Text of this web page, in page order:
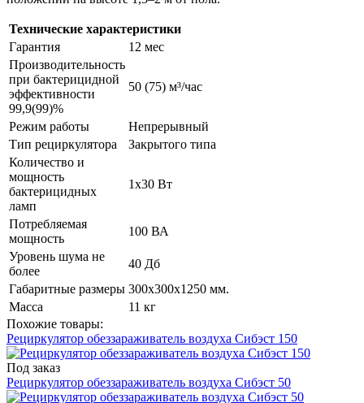
Технические характеристики
Гарантия
12 мес
Производительность
при бактерицидной
эффективности
99,9(99)%
50 (75) м³/час
Режим работы
Непрерывный
Тип рециркулятора
Закрытого типа
Количество и
мощность
бактерицидных
ламп
1х30 Вт
Потребляемая
мощность
100 ВА
Уровень шума не
более
40 Дб
Габаритные размеры 300х300х1250 мм.
Масса
11 кг
Похожие товары:
Рециркулятор обеззараживатель воздуха Сибэст 150
Под заказ
Рециркулятор обеззараживатель воздуха Сибэст 50